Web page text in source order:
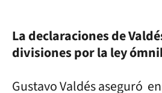
La declaraciones de
divisiones por la ley
Gustavo Valdés aseguró